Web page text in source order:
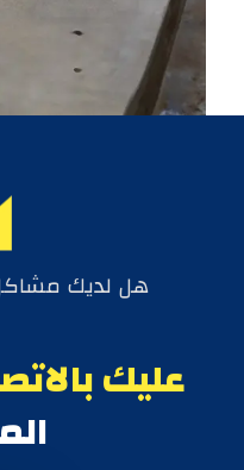
هل لديك
عليك